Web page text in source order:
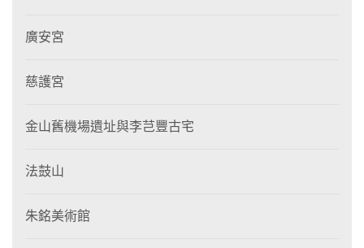
廣安宮
慈護宮
金山舊機場遺址與李芑豐古宅
法鼓山
朱銘美術館